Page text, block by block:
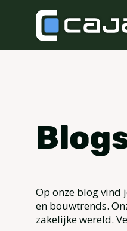
Op onze blog vind
en bouwtrends.
zakelijke wereld.